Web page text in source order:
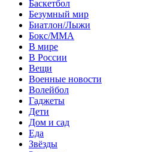
Баскетбол
Безумный мир
Биатлон/Лыжи
Бокс/MMA
В мире
В России
Вещи
Военные новости
Волейбол
Гаджеты
Дети
Дом и сад
Еда
Звёзды